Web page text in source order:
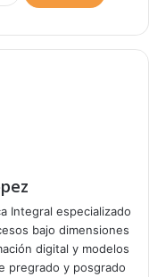
Integral especializado
bajo dimensiones
digital y modelos
pregrado y posgrado